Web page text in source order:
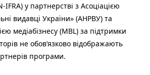
IFRA) у партнерстві з Асоціацією
видавці України» (АНРВУ) та
медіабізнесу (MBL) за підтримки
не обов’язково відображають
програми.